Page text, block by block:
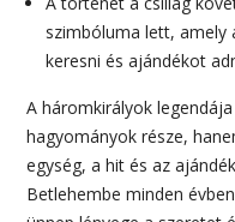
szimbóluma lett, amely
keresni és ajándékot
A háromkirályok
hagyományok része,
egység, a hit és az
Betlehembe minden